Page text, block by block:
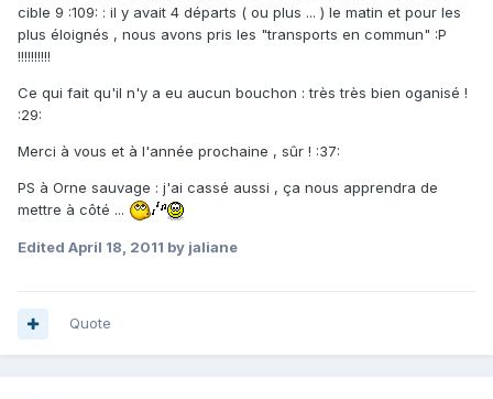
cible 9 :109: : il y avait 4 départs ( ou plus ... ) le matin et pour les
plus éloignés , nous avons pris les "transports en commun" :P
!!!!!!!!!!
Ce qui fait qu'il n'y a eu aucun bouchon : très très bien oganisé !
:29:
Merci à vous et à l'année prochaine , sûr ! :37:
PS à Orne sauvage : j'ai cassé aussi , ça nous apprendra de
mettre à côté ...
Edited April 18, 2011 by jaliane
Quote